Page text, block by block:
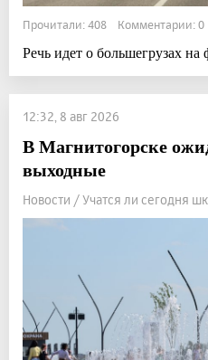
Прочитали: 408 Комментарии: 0
Речь идет о большегрузах на
12:32, 8 авг 2026
В Магнитогорске
выходные
Новости / Учатся ли сегодня